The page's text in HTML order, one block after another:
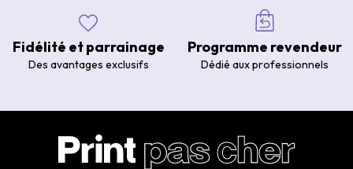
Fidélité et parrainage
Des avantages exclusifs
Programme revendeur
Dédié aux professionnels